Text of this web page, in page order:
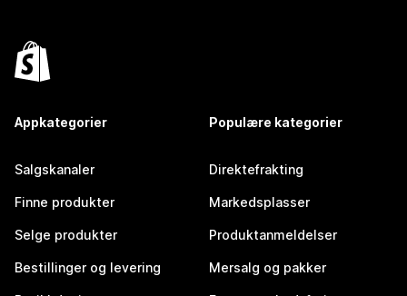
Appkategorier
Salgskanaler
Finne produkter
Selge produkter
Bestillinger og levering
Populære kategorier
Direktefrakting
Markedsplasser
Produktanmeldelser
Mersalg og pakker